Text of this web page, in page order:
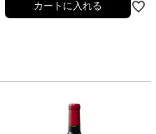
カートに入れる